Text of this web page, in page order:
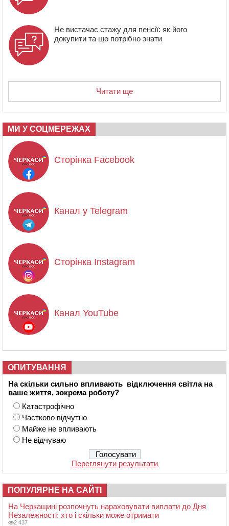
Не вистачає стажу для пенсії: як його
докупити та що потрібно знати
Читати ще
МИ У СОЦМЕРЕЖАХ
Сторінка Facebook
Канал у Telegram
Сторінка Instagram
Канал YouTube
ОПИТУВАННЯ
На скільки сильно впливають відключення світла на
ваше життя, зокрема роботу?
Катастрофічно
Частково відчутно
Майже не впливають
Не відчуваю
Переглянути результати
ПОПУЛЯРНЕ НА САЙТІ
На Черкащині розпочнуть нараховувати виплати до Дня
Незалежності: хто і скільки може отримати
2 437